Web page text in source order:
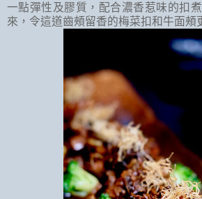
一點彈性及膠質，配合濃香惹味的扣
來，令這道齒頰留香的梅菜扣和牛面頰